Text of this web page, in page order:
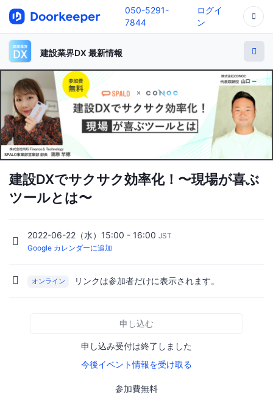
050-5291-
7844
ログイ
ン
建設業界DX 最新情報
建設DXでサクサク効率化！〜現場が喜ぶ
ツールとは〜
2022-06-22（水）15:00 - 16:00 JST
Google カレンダーに追加
オンライン リンクは参加者だけに表示されます。
申し込む
申し込み受付は終了しました
今後イベント情報を受け取る
参加費無料